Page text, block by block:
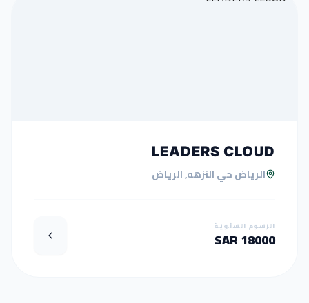
LEADERS CLOUD
الرياض حي النزهه, الرياض
الرسوم السنوية
18000 SAR